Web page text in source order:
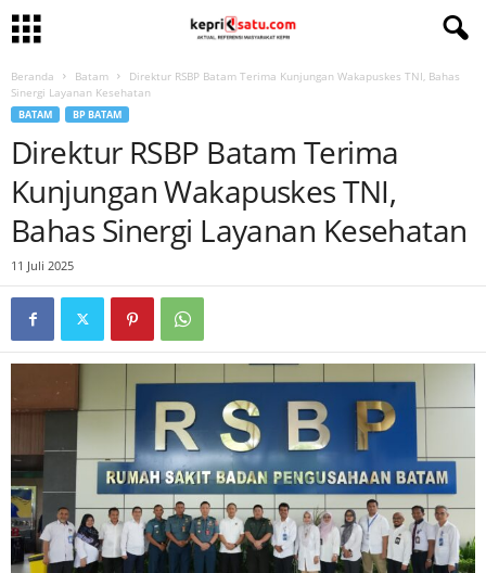
Beranda Batam
Direktur RSBP Batam Terima Kunjungan Wakapuskes TNI, Bahas
Sinergi Layanan Kesehatan
BATAM BP BATAM
Direktur RSBP Batam Terima
Kunjungan Wakapuskes TNI,
Bahas Sinergi Layanan Kesehatan
11 Juli 2025